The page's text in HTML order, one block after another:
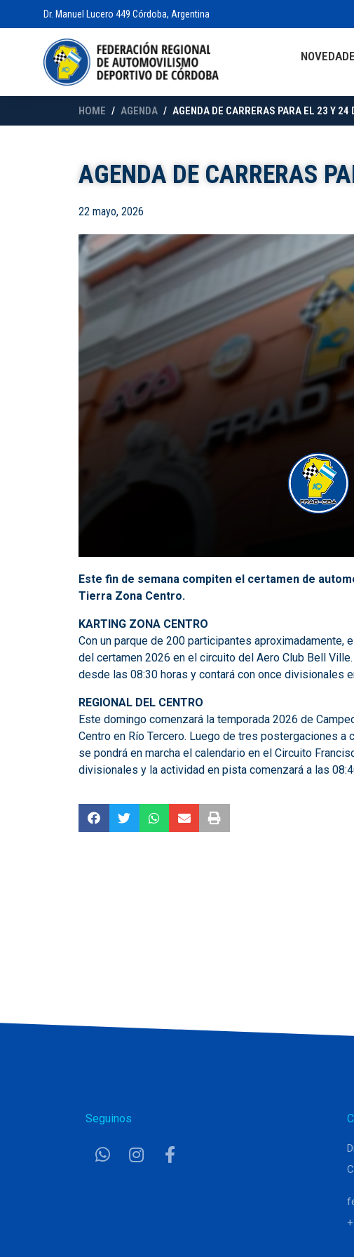
Dr. Manuel Lucero 449 Córdoba, Argentina
HOME AGENDA AGENDA DE CARRERAS PARA EL 23 Y 24
AGENDA DE CARRERAS
22 mayo, 2026
Este fin de semana compiten el certamen de
Tierra Zona Centro.
KARTING ZONA CENTRO
Con un parque de 200 participantes aproximadamente,
del certamen 2026 en el circuito del Aero Club Bell
desde las 08:30 horas y contará con once divisionales
REGIONAL DEL CENTRO
Este domingo comenzará la temporada 2026 de
Centro en Río Tercero. Luego de tres postergaciones
se pondrá en marcha el calendario en el Circuito
divisionales y la actividad en pista comenzará a las
Seguinos